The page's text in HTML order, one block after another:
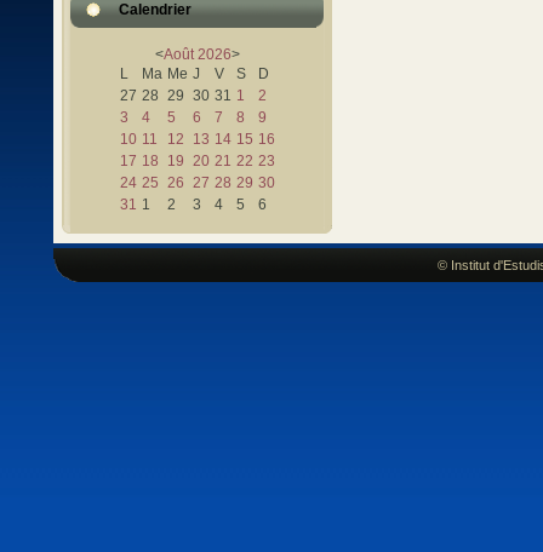
Calendrier
<Août 2026>
L
Ma Me J V S
D
27 28 29 30 31 1
2
3
4 5 6 7 8
9
10 11 12 13 14 15 16
17 18 19 20 21 22 23
24 25 26 27 28 29 30
31 1 2 3 4 5 6
© Institut